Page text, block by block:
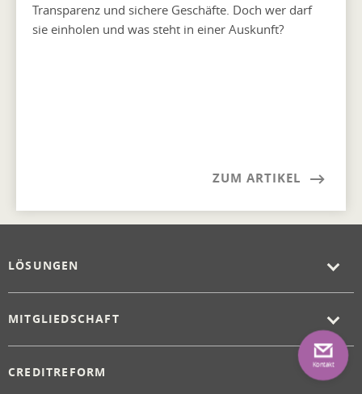
Transparenz und sichere Geschäfte. Doch wer darf
sie einholen und was steht in einer Auskunft?
ZUM ARTIKEL
LÖSUNGEN
MITGLIEDSCHAFT
CREDITREFORM Kontakt